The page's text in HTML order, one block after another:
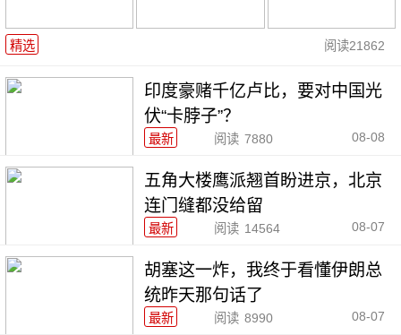
精选 阅读21862
印度豪赌千亿卢比，要对中国光
伏“卡脖子”？
最新 阅读 7880 08-08
五角大楼鹰派翘首盼进京，北京
连门缝都没给留
最新 阅读 14564 08-07
胡塞这一炸，我终于看懂伊朗总
统昨天那句话了
最新 阅读 8990 08-07